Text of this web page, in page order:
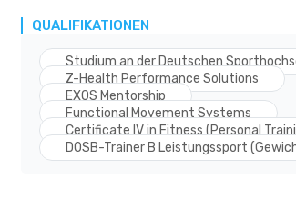
QUALIFIKATIONEN
Studium an der Deutschen
Z-Health Performance Solutions
EXOS Mentorship
Functional Movement Systems
Certificate IV in Fitness (Personal
DOSB-Trainer B Leistungssport